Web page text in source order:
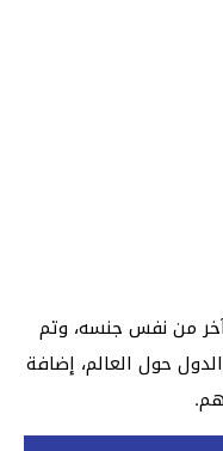
من نفس جنسه، وتم
حول العالم، إضافة